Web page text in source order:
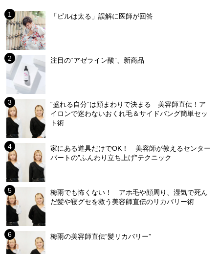
「ピルは太る」誤解に医師が回答
注目の“アゼライン酸”、新商品
“盛れる自分”は顔まわりで決まる 美容師直伝！ア
イロンで迷わないおくれ毛＆サイドバング簡単セッ
ト術
家にある道具だけでOK！ 美容師が教えるセンター
パートの”ふんわり立ち上げ”テクニック
梅雨でも怖くない！ アホ毛や顔周り、湿気で死ん
だ髪や寝グセを救う美容師直伝のリカバリー術
梅雨の美容師直伝”髪リカバリー”